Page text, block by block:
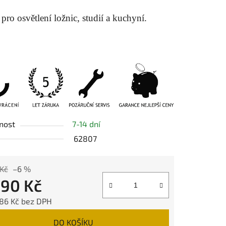
osvětlení ložnic, studií a kuchyní.
7-14 dní
62807
–6 %
Kč
Kč bez DPH
DO KOŠÍKU